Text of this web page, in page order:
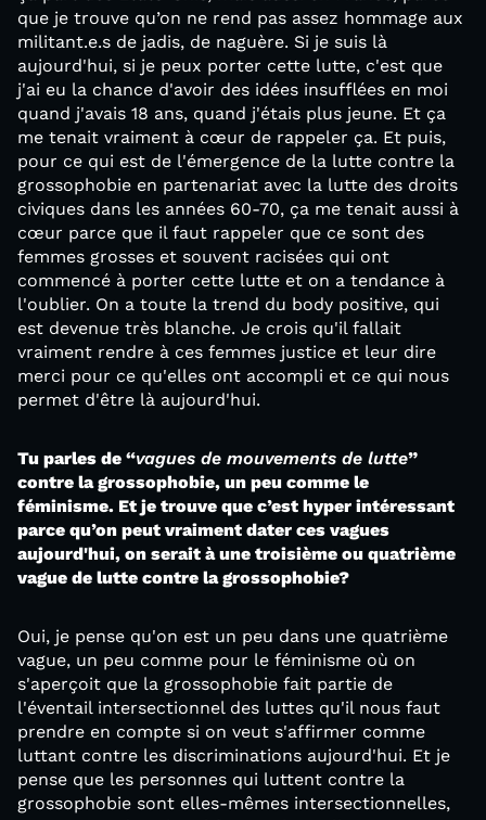
que je trouve qu’on ne rend pas assez hommage aux
militant.e.s de jadis, de naguère. Si je suis là
aujourd'hui, si je peux porter cette lutte, c'est que
j'ai eu la chance d'avoir des idées insufflées en moi
quand j'avais 18 ans, quand j'étais plus jeune. Et ça
me tenait vraiment à cœur de rappeler ça. Et puis,
pour ce qui est de l'émergence de la lutte contre la
grossophobie en partenariat avec la lutte des droits
civiques dans les années 60-70, ça me tenait aussi à
cœur parce que il faut rappeler que ce sont des
femmes grosses et souvent racisées qui ont
commencé à porter cette lutte et on a tendance à
l'oublier. On a toute la trend du body positive, qui
est devenue très blanche. Je crois qu'il fallait
vraiment rendre à ces femmes justice et leur dire
merci pour ce qu'elles ont accompli et ce qui nous
permet d'être là aujourd'hui.
Tu parles de “vagues de mouvements de lutte”
contre la grossophobie, un peu comme le
féminisme. Et je trouve que c’est hyper intéressant
parce qu’on peut vraiment dater ces vagues
aujourd'hui, on serait à une troisième ou quatrième
vague de lutte contre la grossophobie?
Oui, je pense qu'on est un peu dans une quatrième
vague, un peu comme pour le féminisme où on
s'aperçoit que la grossophobie fait partie de
l'éventail intersectionnel des luttes qu'il nous faut
prendre en compte si on veut s'affirmer comme
luttant contre les discriminations aujourd'hui. Et je
pense que les personnes qui luttent contre la
grossophobie sont elles-mêmes intersectionnelles,